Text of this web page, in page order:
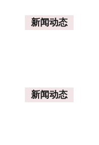
新闻动态
新闻动态